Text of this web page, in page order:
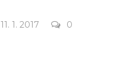
11. 1. 2017 0